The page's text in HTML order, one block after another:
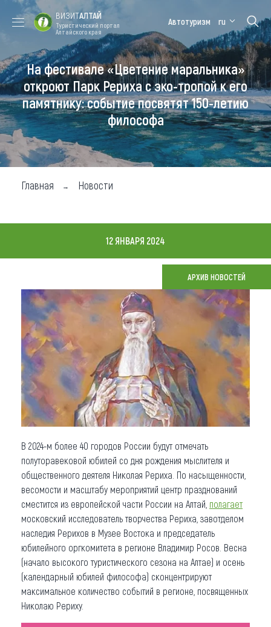
Форум VISIT
ALTAI
Цветение
маральника
Медицинский
форум
Алтайская
зимовка
Туры
Где побывать
Чем заняться
Где остановиться
Что привезти (сувениры)
О регионе
Коллекция впечатлений
Другие рубрики
ВИЗИТАЛТАЙ
Туристический портал
Алтайского края
Автотуризм ru
На фестивале «Цветение маральника»
откроют Парк Рериха с эко-тропой к его
памятнику: событие посвятят 150-летию
философа
Главная Новости
12 ЯНВАРЯ 2024
АРХИВ НОВОСТЕЙ
В 2024-м более 40 городов России будут отмечать
полуторавековой юбилей со дня рождения мыслителя и
общественного деятеля Николая Рериха. По насыщенности,
весомости и масштабу мероприятий центр празднований
сместится из европейской части России на Алтай, полагает
московский исследователь творчества Рериха, завотделом
наследия Рерихов в Музее Востока и председатель
юбилейного оргкомитета в регионе Владимир Росов. Весна
(начало высокого туристического сезона на Алтае) и осень
(календарный юбилей философа) сконцентрируют
максимальное количество событий в регионе, посвященных
Николаю Рериху.